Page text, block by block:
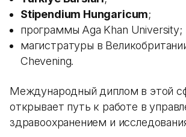
Stipendium Hungaricum;
программы Aga Khan University;
магистратуры в
Chevening.
Международный диплом в этой
открывает путь к работе в
здравоохранением и